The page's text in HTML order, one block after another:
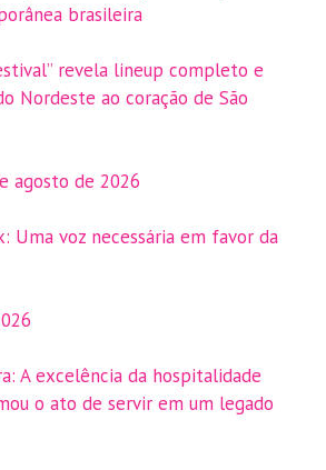
brasileira
revela lineup completo e
Nordeste ao coração de São
agosto de 2026
Uma voz necessária em favor da
A excelência da hospitalidade
o ato de servir em um legado